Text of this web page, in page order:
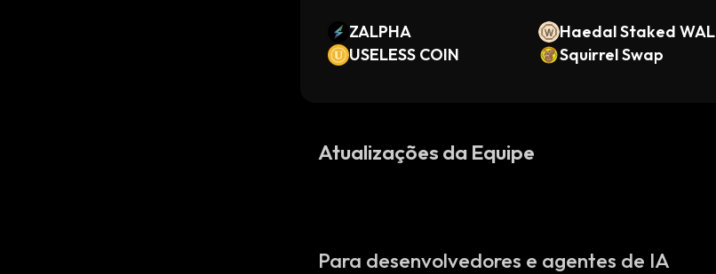
ZALPHA Haedal Staked WAL
USELESS COIN
Squirrel Swap
Atualizações da Equipe
Para desenvolvedores e agentes de IA